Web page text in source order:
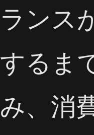
ランス
するま
み、消